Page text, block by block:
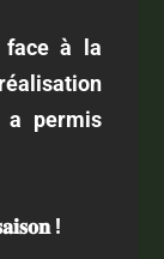
face à la
a permis
!